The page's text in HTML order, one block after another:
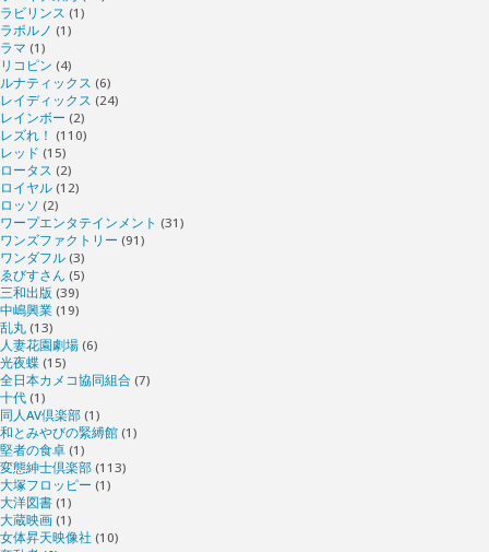
ラビリンス (1)
ラポルノ (1)
ラマ (1)
リコピン (4)
ルナティックス (6)
レイディックス (24)
レインボー (2)
レズれ！ (110)
レッド (15)
ロータス (2)
ロイヤル (12)
ロッソ (2)
ワープエンタテインメント (31)
ワンズファクトリー (91)
ワンダフル (3)
ゑびすさん (5)
三和出版 (39)
中嶋興業 (19)
乱丸 (13)
人妻花園劇場 (6)
光夜蝶 (15)
全日本カメコ協同組合 (7)
十代 (1)
同人AV倶楽部 (1)
和とみやびの緊縛館 (1)
堅者の食卓 (1)
変態紳士倶楽部 (113)
大塚フロッピー (1)
大洋図書 (1)
大蔵映画 (1)
女体昇天映像社 (10)